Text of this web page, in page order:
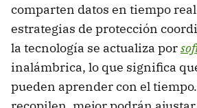
comparten datos en tiempo
estrategias de protección
la tecnología se actualiza por
inalámbrica, lo que significa
pueden aprender con el